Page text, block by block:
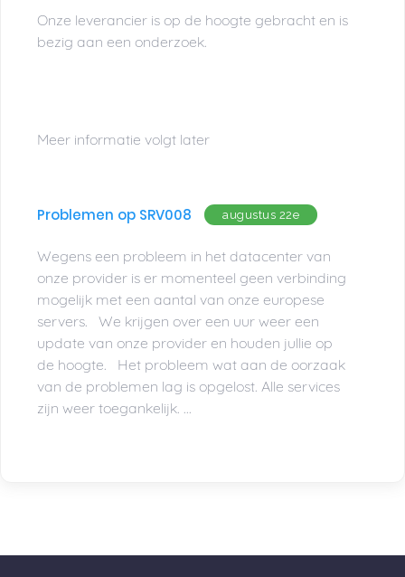
Onze leverancier is op de hoogte gebracht en is
bezig aan een onderzoek.
Meer informatie volgt later
augustus 22e
Problemen op SRV008
Wegens een probleem in het datacenter van
onze provider is er momenteel geen verbinding
mogelijk met een aantal van onze europese
servers. We krijgen over een uur weer een
update van onze provider en houden jullie op
de hoogte. Het probleem wat aan de oorzaak
van de problemen lag is opgelost. Alle services
zijn weer toegankelijk. ...